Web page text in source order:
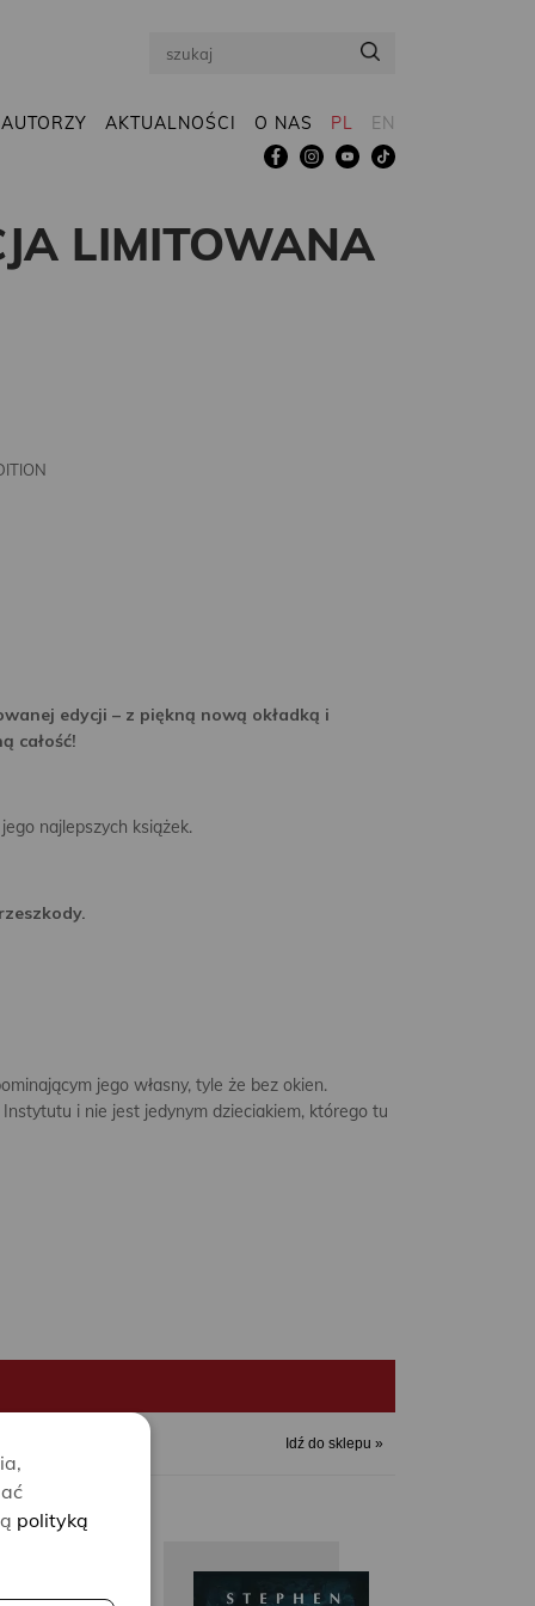
Search
AUTORZY AKTUALNOŚCI O NAS PL EN
LIMITOWANA
edycji – z piękną nową okładką i
całość!
najlepszych książek.
jego własny, tyle że bez okien.
i nie jest jedynym dzieciakiem, którego tu
Idź do sklepu »
polityką